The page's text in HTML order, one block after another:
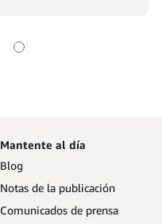
Mantente al día
Blog
Notas de la publicación
Comunicados de prensa